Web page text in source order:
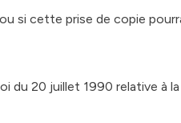
si cette prise de copie
du 20 juillet 1990 relative à